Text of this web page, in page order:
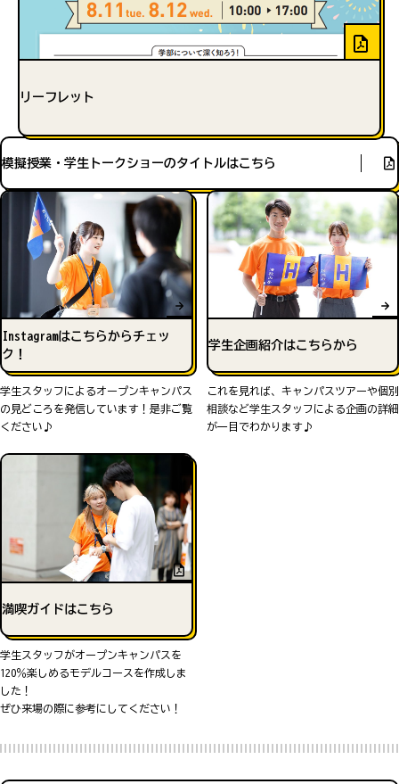
リーフレット
模擬授業・学生トークショーのタイトルはこちら
Instagramはこちらからチェッ
ク！
学生スタッフによるオープンキャンパス
の見どころを発信しています！是非ご覧
ください♪
学生企画紹介はこちらから
これを見れば、キャンパスツアーや個別
相談など学生スタッフによる企画の詳細
が一目でわかります♪
満喫ガイドはこちら
学生スタッフがオープンキャンパスを
120％楽しめるモデルコースを作成しま
した！
ぜひ来場の際に参考にしてください！